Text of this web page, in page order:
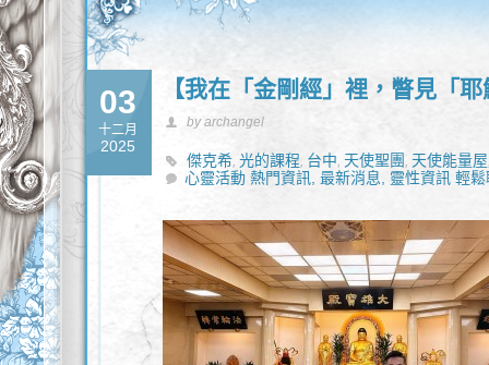
03
十二月
2025
【我在「金剛經」裡，瞥見「
by archangel
傑克希,光的課程, 台中, 天使聖團, 天使能量屋
量,豐盛
心靈活動 熱門資訊,最新消息, 靈性資訊 輕